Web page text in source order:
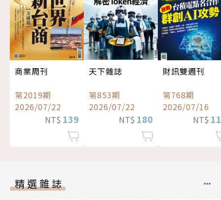
商業周刊
第2019期
2026/07/22
NT$ 139
天下雜誌
第853期
2026/07/22
NT$ 180
財訊雙週刊
第768期
2026/07/16
NT$
精選雜誌